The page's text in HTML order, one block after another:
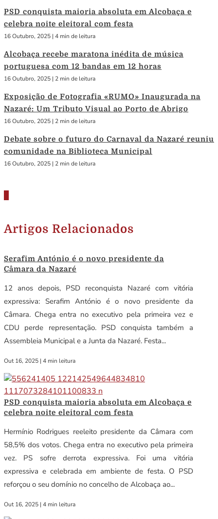
PSD conquista maioria absoluta em Alcobaça e
celebra noite eleitoral com festa
16 Outubro, 2025 | 4 min de leitura
Alcobaça recebe maratona inédita de música
portuguesa com 12 bandas em 12 horas
16 Outubro, 2025 | 2 min de leitura
Exposição de Fotografia «RUMO» Inaugurada na
Nazaré: Um Tributo Visual ao Porto de Abrigo
16 Outubro, 2025 | 2 min de leitura
Debate sobre o futuro do Carnaval da Nazaré reuniu
comunidade na Biblioteca Municipal
16 Outubro, 2025 | 2 min de leitura
Artigos Relacionados
Serafim António é o novo presidente da
Câmara da Nazaré
12 anos depois, PSD reconquista Nazaré com vitória
expressiva: Serafim António é o novo presidente da
Câmara. Chega entra no executivo pela primeira vez e
CDU perde representação. PSD conquista também a
Assembleia Municipal e a Junta da Nazaré. Festa...
Out 16, 2025 | 4 min leitura
PSD conquista maioria absoluta em Alcobaça e
celebra noite eleitoral com festa
Hermínio Rodrigues reeleito presidente da Câmara com
58,5% dos votos. Chega entra no executivo pela primeira
vez. PS sofre derrota expressiva. Foi uma vitória
expressiva e celebrada em ambiente de festa. O PSD
reforçou o seu domínio no concelho de Alcobaça ao...
Out 16, 2025 | 4 min leitura